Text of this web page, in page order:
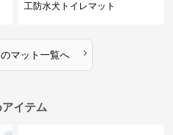
工防水犬トイレマット
のマット一覧へ ›
イテム